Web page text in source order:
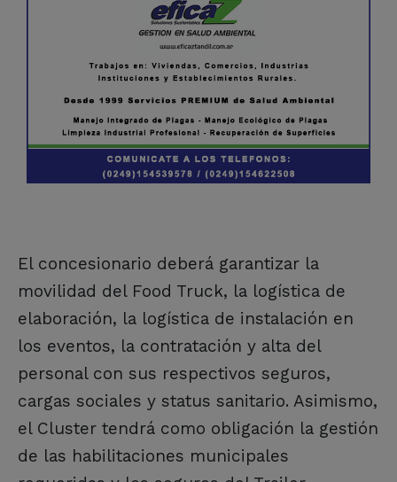
El concesionario deberá garantizar la
movilidad del Food Truck, la logística de
elaboración, la logística de instalación en
los eventos, la contratación y alta del
personal con sus respectivos seguros,
cargas sociales y status sanitario. Asimismo,
el Cluster tendrá como obligación la gestión
de las habilitaciones municipales